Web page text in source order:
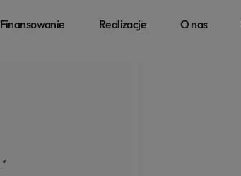
Finansowanie Realizacje O nas
*